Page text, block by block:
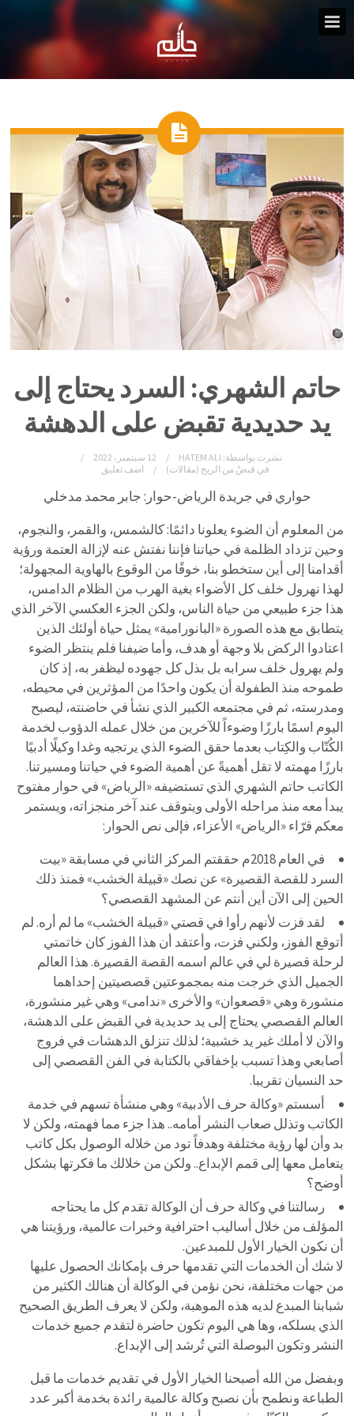
حاتم الشهري: السرد يحتاج إلى
يد حديدية تقبض على الدهشة
نشرت بواسطة: HATEM ALI
12 سبتمبر، 2022
في قبضٌ من الريح (مقالات) اضف تعليق
حواري في جريدة الرياض-حوار: جابر محمد مدخلي
من المعلوم أن الضوء يعلونا دائمًا: كالشمس، والقمر، والنجوم،
وحين تزداد الظلمة في حياتنا فإننا نفتش عنه لإزالة العتمة ورؤية
أقدامنا إلى أين ستخطو بنا، خوفًا من الوقوع بالهاوية المجهولة؛
لهذا نهرول خلف كل الأضواء بغية الهرب من الظلام الدامس،
هذا جزء طبيعي من حياة الناس، ولكن الجزء العكسي الآخر الذي
يتطابق مع هذه الصورة «البانورامية» يمثل حياة أولئك الذين
اعتادوا الركض بلا وجهة أو هدف، وأما ضيفنا فلم ينتظر الضوء
ولم يهرول خلف سرابه بل بذل كل جهوده ليظفر به، إذ كان
طموحه منذ الطفولة أن يكون واحدًا من المؤثرين في محيطه،
ومدرسته، ثم في مجتمعه الكبير الذي نشأ في حاضنته، ليصبح
اليوم اسمًا بارزًا وضوءاً للآخرين من خلال عمله الدؤوب لخدمة
الكُتّاب والكِتاب بعدما حقق الضوء الذي يرتجيه وغدا وكيلًا أدبيًا
بارزًا مهمته لا تقل أهميةً عن أهمية الضوء في حياتنا ومسيرتنا.
الكاتب حاتم الشهري الذي تستضيفه «الرياض» في حوار مفتوح
يبدأ معه منذ مراحله الأولى ويتوقف عند آخر منجزاته، ويستمر
معكم قرّاء «الرياض» الأعزاء، فإلى نص الحوار:
في العام 2018م حققتم المركز الثاني في مسابقة «بيت
السرد للقصة القصيرة» عن نصك «قبيلة الخشب» فمنذ ذلك
الحين إلى الآن أين أنتم عن المشهد القصصي؟
لقد فزت لأنهم رأوا في قصتي «قبيلة الخشب» ما لم أره. لم
أتوقع الفوز، ولكني فزت، وأعتقد أن هذا الفوز كان خاتمتي
لرحلة قصيرة لي في عالم اسمه القصة القصيرة. هذا العالم
الجميل الذي خرجت منه بمجموعتين قصصيتين إحداهما
منشورة وهي «قصعوان» والأخرى «ندامى» وهي غير منشورة،
العالم القصصي يحتاج إلى يد حديدية في القبض على الدهشة،
والآن لا أملك غير يد خشبية؛ لذلك تنزلق الدهشات في فروج
أصابعي وهذا تسبب بإخفاقي بالكتابة في الفن القصصي إلى
حد النسيان تقريبا.
أسستم «وكالة حرف الأدبية» وهي منشأة تسهم في خدمة
الكاتب وتذلل صعاب النشر أمامه.. هذا جزء مما فهمته، ولكن لا
بد وأن لها رؤية مختلفة وهدفاً تود من خلاله الوصول بكل كاتب
يتعامل معها إلى قمم الإبداع.. ولكن من خلالك ما فكرتها بشكل
أوضح؟
رسالتنا في وكالة حرف أن الوكالة تقدم كل ما يحتاجه
المؤلف من خلال أساليب احترافية وخبرات عالمية، ورؤيتنا هي
أن نكون الخيار الأول للمبدعين.
لا شك أن الخدمات التي تقدمها حرف بإمكانك الحصول عليها
من جهات مختلفة، نحن نؤمن في الوكالة أن هنالك الكثير من
شبابنا المبدع لديه هذه الموهبة، ولكن لا يعرف الطريق الصحيح
الذي يسلكه، وها هي اليوم تكون حاضرة لتقدم جميع خدمات
النشر وتكون البوصلة التي تُرشد إلى الإبداع.
وبفضل من الله أصبحنا الخيار الأول في تقديم خدمات ما قبل
الطباعة ونطمح بأن نصبح وكالة عالمية رائدة بخدمة أكبر عدد